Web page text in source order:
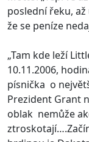
poslední řeku,
že se peníze
„Tam kde leží
10.11.2006,
písnička o
Prezident Grant
oblak nemůže